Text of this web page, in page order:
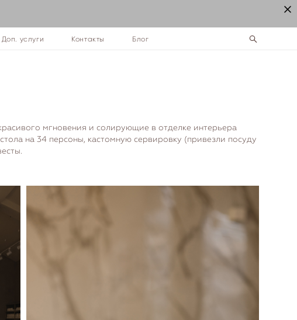
Доп. услуги Контакты Блог
мгновения и солирующие в отделке интерьера
на 34 персоны, кастомную сервировку (привезли посуду